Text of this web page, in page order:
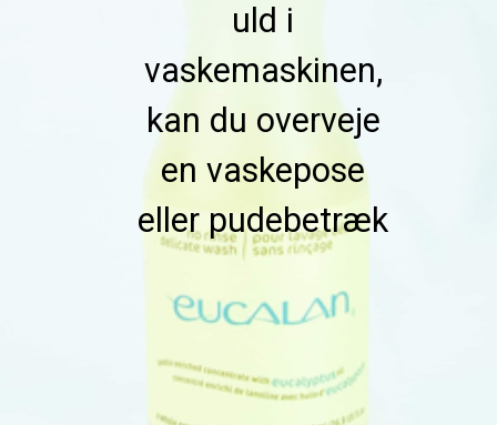
uld i
vaskemaskinen,
kan du overveje
en vaskepose
eller pudebetræk
for beskyttelse.